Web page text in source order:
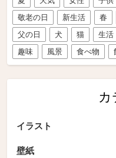
敬老の日
新生活 春
父の日
犬 猫 生活
趣味
風景 食べ物
カ
イラスト
壁紙